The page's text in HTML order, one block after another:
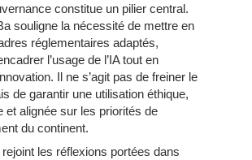
constitue un pilier central.
souligne la nécessité de mettre en
réglementaires adaptés,
l’usage de l’IA tout en
Il ne s’agit pas de freiner le
de garantir une utilisation éthique,
et alignée sur les priorités de
du continent.
les réflexions portées dans